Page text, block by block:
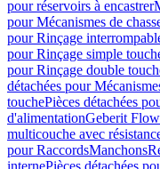
pour réservoirs à encastrer
pour Mécanismes de
pour Rinçage
pour Rinçage simple
pour Rinçage double
détachées pour
touchePièces détachées
d'alimentationGeberit
multicouche avec
pour RaccordsManchons
internePièces détachées